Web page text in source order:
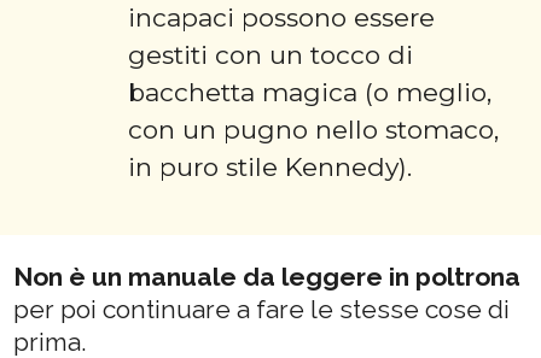
incapaci possono essere
gestiti con un tocco di
bacchetta magica (o meglio,
con un pugno nello stomaco,
in puro stile Kennedy).
Non è un manuale da leggere in poltrona
per poi continuare a fare le stesse cose di
prima.